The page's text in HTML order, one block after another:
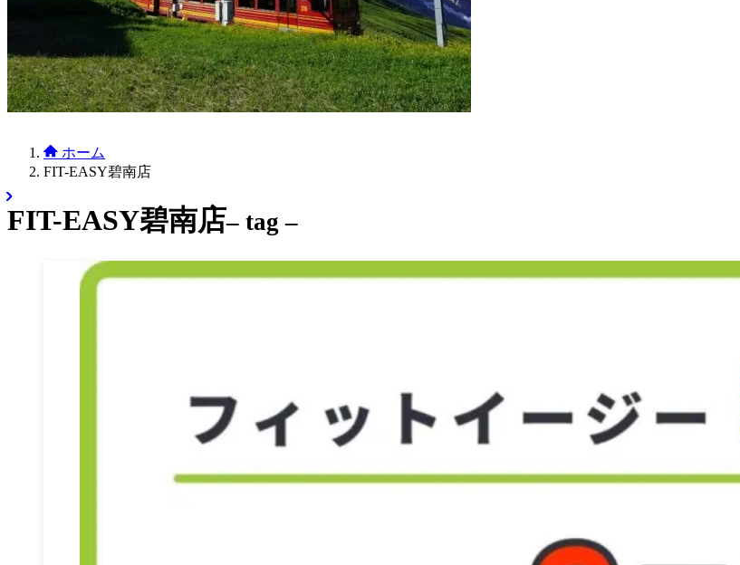
ホーム
FIT-EASY碧南店
FIT-EASY碧南店– tag –